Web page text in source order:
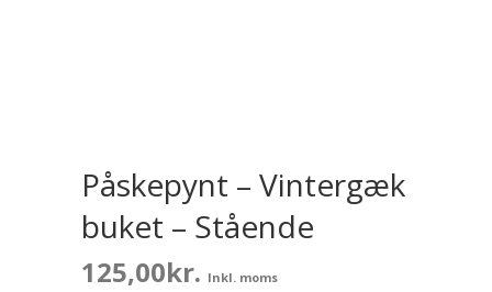
Påskepynt – Vintergæk
buket – Stående
125,00kr. Inkl. moms